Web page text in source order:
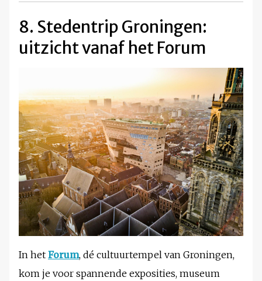
8. Stedentrip Groningen:
uitzicht vanaf het Forum
In het Forum, dé cultuurtempel van Groningen,
kom je voor spannende exposities, museum